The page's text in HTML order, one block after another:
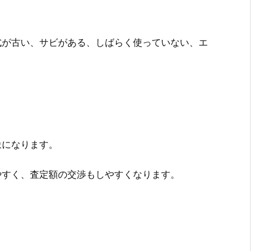
古い、サビがある、しばらく使っていない、エ
なります。
く、査定額の交渉もしやすくなります。